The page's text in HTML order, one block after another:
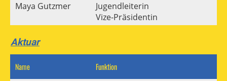
Maya Gutzmer
Jugendleiterin
Vize-Präsidentin
Aktuar
Name Funktion